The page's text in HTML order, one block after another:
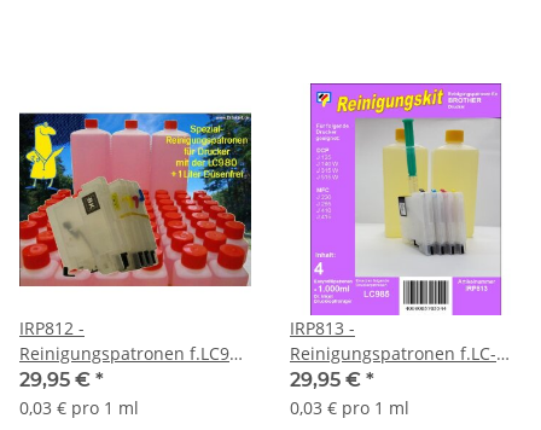
IRP812 -
Reinigungspatronen f.LC980
+ 1 Liter Druckkopfreiniger
29,95 € *
0,03 € pro 1 ml
IRP813 -
Reinigungspatronen f.LC-
985 + 1 Liter
Druckkopfreiniger
29,95 € *
0,03 € pro 1 ml